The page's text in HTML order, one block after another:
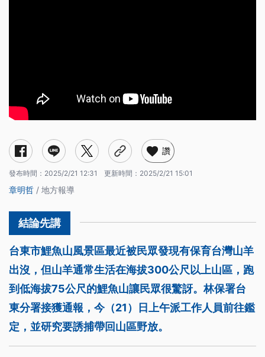
讚
發布時間： 2025/2/21 12:31 更新時間： 2025/2/21 15:01
章明哲 / 地方報導
台東市鯉魚山風景區最近被民眾發現有保育台灣山羊
出沒，但山羊通常生活在海拔300公尺以上山區，跑
到低海拔75公尺的鯉魚山讓民眾很驚訝。林保署台
東分署接獲通報，今（21）日上午派工作人員前往鑑
定，並研究要誘捕帶回山區野放。